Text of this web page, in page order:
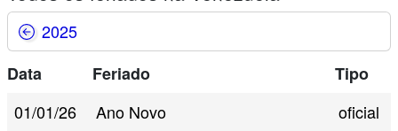
2025
Data
Feriado
Tipo
01/01/26
Ano Novo
oficial